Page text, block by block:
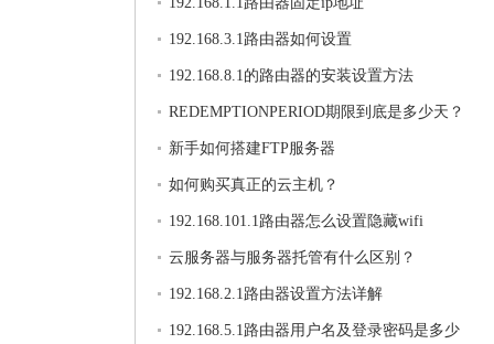
192.168.3.1路由器如何设置
192.168.8.1的路由器的安装设置方法
REDEMPTIONPERIOD期限到底是多少天？
新手如何搭建FTP服务器
如何购买真正的云主机？
192.168.101.1路由器怎么设置隐藏wifi
云服务器与服务器托管有什么区别？
192.168.2.1路由器设置方法详解
192.168.5.1路由器用户名及登录密码是多少